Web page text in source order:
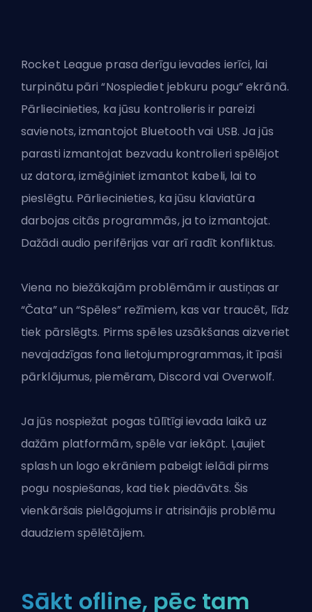
Rocket League prasa derīgu ievades ierīci, lai
turpinātu pāri “Nospiediet jebkuru pogu” ekrānā.
Pārliecinieties, ka jūsu kontrolieris ir pareizi
savienots, izmantojot Bluetooth vai USB. Ja jūs
parasti izmantojat bezvadu kontrolieri spēlējot
uz datora, izmēģiniet izmantot kabeli, lai to
pieslēgtu. Pārliecinieties, ka jūsu klaviatūra
darbojas citās programmās, ja to izmantojat.
Dažādi audio perifērijas var arī radīt konfliktus.
Viena no biežākajām problēmām ir austiņas ar
“Čata” un “Spēles” režīmiem, kas var traucēt, līdz
tiek pārslēgts. Pirms spēles uzsākšanas aizveriet
nevajadzīgas fona lietojumprogrammas, it īpaši
pārklājumus, piemēram, Discord vai Overwolf.
Ja jūs nospiežat pogas tūlītīgi ievada laikā uz
dažām platformām, spēle var iekāpt. Ļaujiet
splash un logo ekrāniem pabeigt ielādi pirms
pogu nospiešanas, kad tiek piedāvāts. Šis
vienkāršais pielāgojums ir atrisinājis problēmu
daudziem spēlētājiem.
Sākt ofline, pēc tam